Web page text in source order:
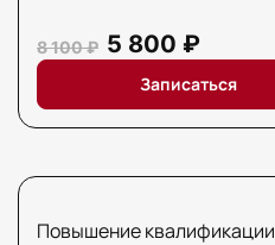
8 100 ₽ 5 800 ₽
Записаться
Повышение квалификации